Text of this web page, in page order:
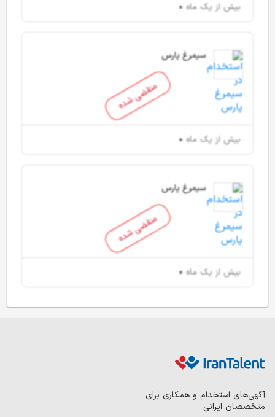
بیش از یک ماه
منقضی شده
سیمرغ پارس
بیش از یک ماه
منقضی شده
سیمرغ پارس
بیش از یک ماه
آگهی‌های استخدام و همکاری برای
متخصصان ایرانی